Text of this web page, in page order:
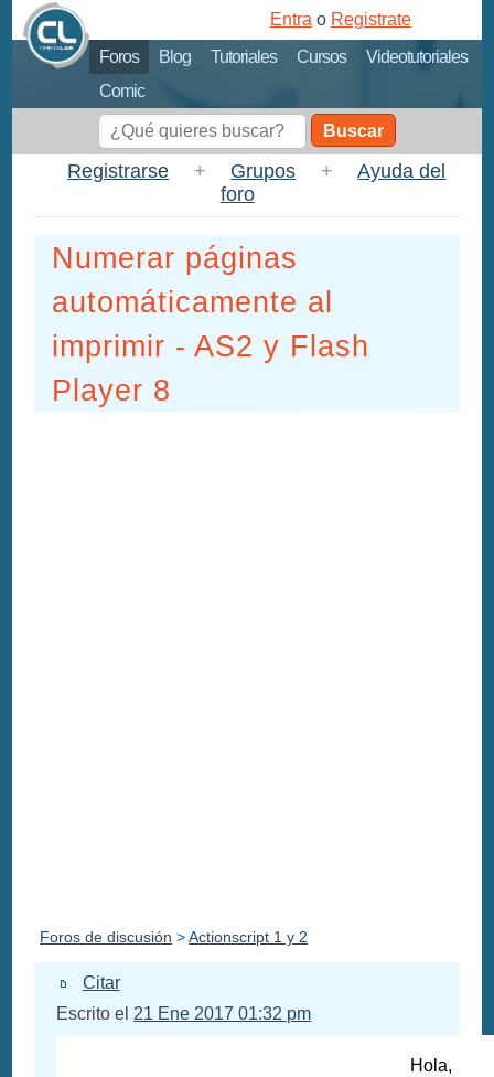
Foros Blog Tutoriales Cursos
Videotutoriales
Comic
Entra o Registrate
Buscar
Registrarse + Grupos +
Ayuda del
foro
Numerar páginas
automáticamente al
imprimir - AS2 y Flash
Player 8
Foros de discusión >Actionscript 1 y 2
Citar
Escrito el 21 Ene 2017 01:32 pm
Hola,